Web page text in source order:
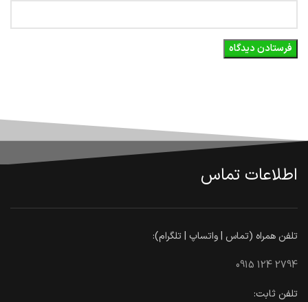
اطلاعات تماس
تلفن همراه (تماس | واتساپ | تلگرام):
0915 124 2794
تلفن ثابت: